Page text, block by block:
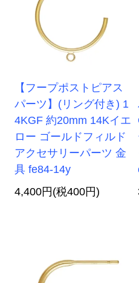
【フープポストピアス
パーツ】(リング付き) 1
4KGF 約20mm 14Kイエ
ロー ゴールドフィルド
アクセサリーパーツ 金
具 fe84-14y
4,400円(税400円)